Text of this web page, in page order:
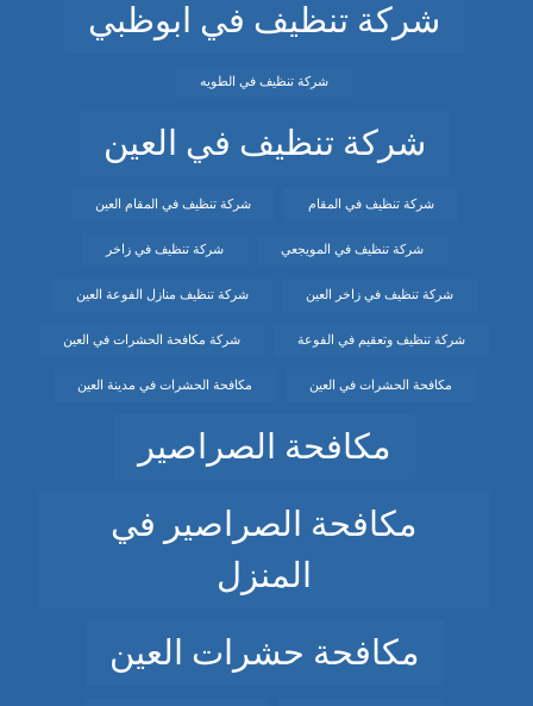
شركة تنظيف في ابوظبي
شركة تنظيف في الطويه
شركة تنظيف في العين
شركة تنظيف في المقام شركة تنظيف في المقام العين
شركة تنظيف في المويجعي شركة تنظيف في زاخر
شركة تنظيف في زاخر العين شركة تنظيف منازل الفوعة العين
شركة تنظيف وتعقيم في الفوعة شركة مكافحة الحشرات في العين
مكافحة الحشرات في العين مكافحة الحشرات في مدينة العين
مكافحة الصراصير
مكافحة الصراصير في
المنزل
مكافحة حشرات العين